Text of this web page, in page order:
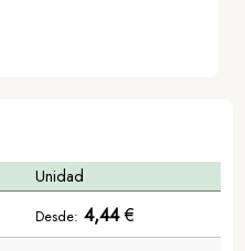
Unidad
Desde: 4,44€